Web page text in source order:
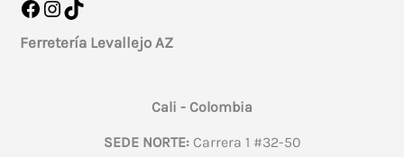
Facebook
Instagram
TikTok
Ferretería Levallejo AZ
Cali - Colombia
SEDE NORTE:Carrera 1 #32-50